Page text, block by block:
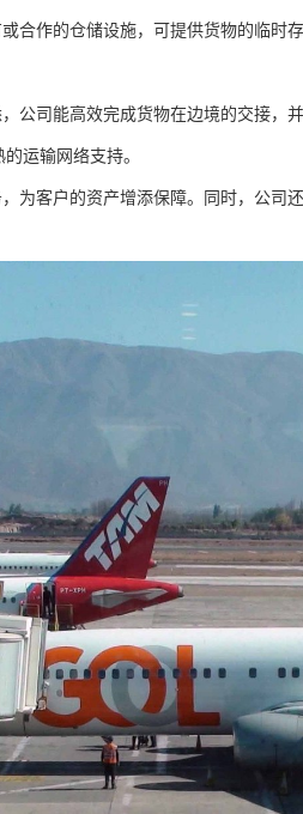
合作的仓储设施，可提供货物的临时
公司能高效完成货物在边境的交接，
运输网络支持。
为客户的资产增添保障。同时，公司